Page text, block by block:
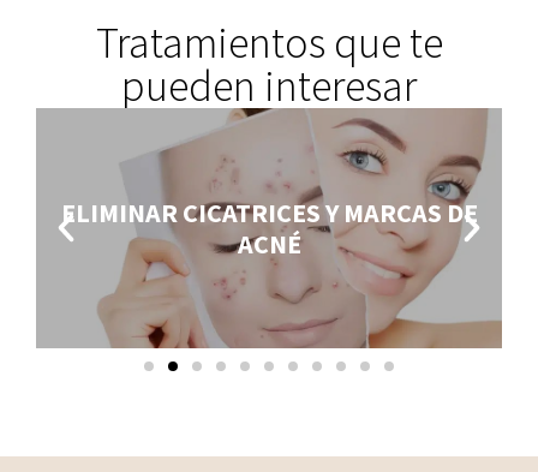
Tratamientos que te
pueden interesar
ELIMINAR CICATRICES Y MARCAS DE
ACNÉ